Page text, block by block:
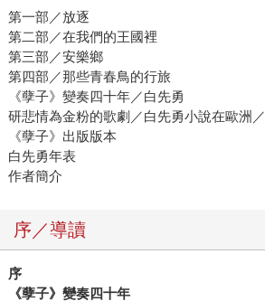
第一部／放逐
第二部／在我們的王國裡
第三部／安樂鄉
第四部／那些青春鳥的行旅
《孽子》變奏四十年／白先勇
研悲情為金粉的歌劇／白先勇小說在歐洲
《孽子》出版版本
白先勇年表
作者簡介
序／導讀
序
《孽子》變奏四十年